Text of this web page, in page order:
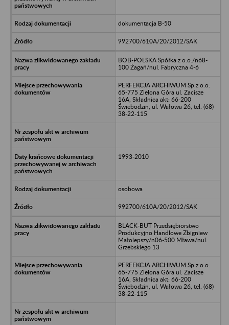
dokumentacja B-50
992700/610A/20/2012/SAK
BOB-POLSKA Spółka z o.o./n68-
100 Żagań/nul. Fabryczna 4-6
PERFEKCJA ARCHIWUM Sp.z o.o.
65-775 Zielona Góra ul. Zacisze
16A, Składnica akt: 66-200
Świebodzin, ul. Wałowa 26, tel. (68)
38-22-115
1993-2010
osobowa
992700/610A/20/2012/SAK
BLACK-BUT Przedsiębiorstwo
Produkcyjno Handlowe Zbigniew
Małolepszy/n06-500 Mława/nul.
Grzebskiego 13
PERFEKCJA ARCHIWUM Sp.z o.o.
65-775 Zielona Góra ul. Zacisze
16A, Składnica akt: 66-200
Świebodzin, ul. Wałowa 26, tel. (68)
38-22-115